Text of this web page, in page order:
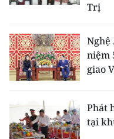
Trị
Nghệ
niệm
giao
Phát
tại